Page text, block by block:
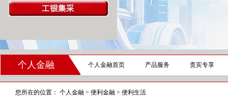
个人金融 个人金融首页 产品服务 贵宾专享
您所在的位置： 个人金融 > 便利金融 > 便利生活